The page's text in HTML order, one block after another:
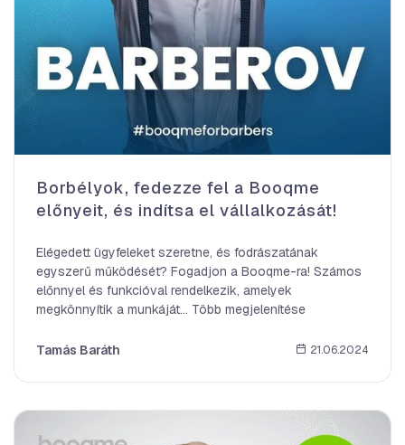
Borbélyok, fedezze fel a Booqme
előnyeit, és indítsa el vállalkozását!
Elégedett ügyfeleket szeretne, és fodrászatának
egyszerű működését? Fogadjon a Booqme-ra! Számos
előnnyel és funkcióval rendelkezik, amelyek
megkönnyítik a munkáját... Több megjelenítése
Tamás Baráth 21.06.2024